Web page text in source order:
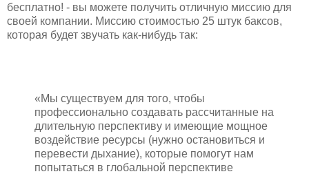
бесплатно! - вы можете получить отличную миссию для
своей компании. Миссию стоимостью 25 штук баксов,
которая будет звучать как-нибудь так:
«Мы существуем для того, чтобы
профессионально создавать рассчитанные на
длительную перспективу и имеющие мощное
воздействие ресурсы (нужно остановиться и
перевести дыхание), которые помогут нам
попытаться в глобальной перспективе